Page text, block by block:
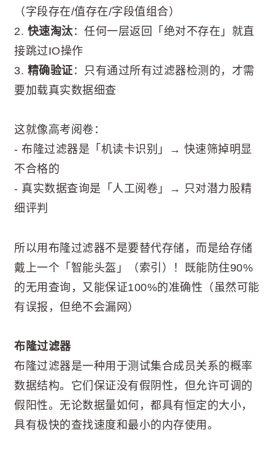
（字段存在/值存在/字段值组合）
2. 快速淘汰 ：任何一层返回「绝对不存在」就直
接跳过IO操作
3. 精确验证 ：只有通过所有过滤器检测的，才需
要加载真实数据细查
这就像高考阅卷：
- 布隆过滤器是「机读卡识别」→ 快速筛掉明显
不合格的
- 真实数据查询是「人工阅卷」→ 只对潜力股精
细评判
所以用布隆过滤器不是要替代存储，而是给存储
戴上一个「智能头盔」（索引）！既能防住90%
的无用查询，又能保证100%的准确性（虽然可能
有误报，但绝不会漏网）
布隆过滤器
布隆过滤器是一种用于测试集合成员关系的概率
数据结构。它们保证没有假阴性，但允许可调的
假阳性。无论数据量如何，都具有恒定的大小，
具有极快的查找速度和最小的内存使用。